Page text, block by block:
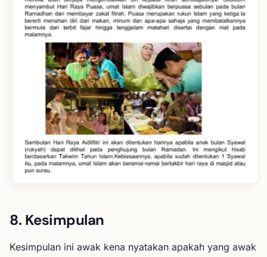
8. Kesimpulan
Kesimpulan ini awak kena nyatakan apakah yang awak